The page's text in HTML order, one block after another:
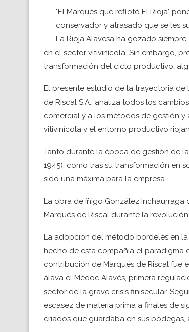
"El Marqués que reflotó El Rioja"
conservador y atrasado que se les
La Rioja Alavesa ha gozado
en el sector vitivinícola. Sin embargo,
transformación del ciclo productivo,
El presente estudio de la trayectoria
de Riscal S.A., analiza todos los
comercial y a los métodos de gestión
vitivinícola y el entorno productivo
Tanto durante la época de gestión de
1945), como tras su transformación en
sido una máxima para la empresa.
La obra de íñigo González
Marqués de Riscal durante la
La adopción del método bordelés en
hecho de esta compañía el
contribución de Marqués de Riscal fue
álava el Médoc Alavés, primera
sector de la grave crisis finisecular.
escasez de materia prima a finales de
criados que guardaba en sus